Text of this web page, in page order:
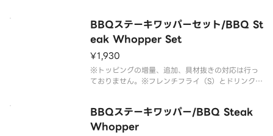
BBQステーキワッパーセット/BBQ St
eak Whopper Set
¥1,930
※トッピングの増量、追加、具材抜きの対応は行っ
ておりません。※フレンチフライ（S）とドリンク
を防ぐため、フィルムには空気穴がございます。※
写真はイメージです。
BBQステーキワッパー/BBQ Steak
Whopper